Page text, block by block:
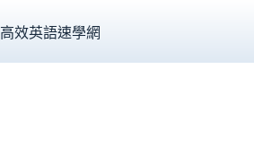
至
高效英語速學網